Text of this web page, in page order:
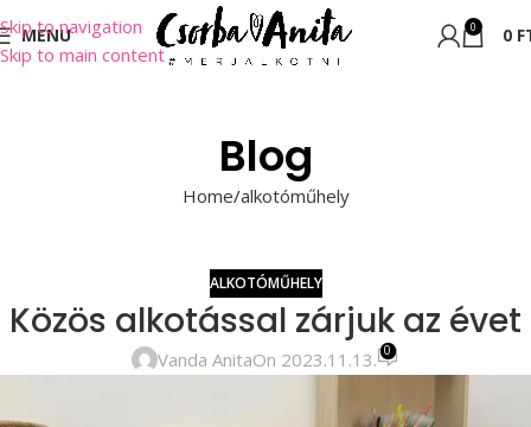
Skip to navigation
Skip to main content
MENU 0 0
Blog
Home alkotóműhely
ALKOTÓMŰHELY
Közös alkotással zárjuk az évet
Vanda AnitaOn 2023.11.13. 0